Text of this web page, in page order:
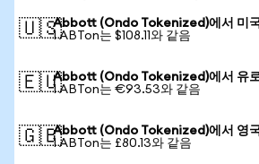
🇺🇸Abbott (Ondo Tokenized)에서 미
1 ABTon는 $108.11와 같음
🇪🇺Abbott (Ondo Tokenized)에서 유
1 ABTon는 €93.53와 같음
🇬🇧Abbott (Ondo Tokenized)에서 영
1 ABTon는 £80.13와 같음